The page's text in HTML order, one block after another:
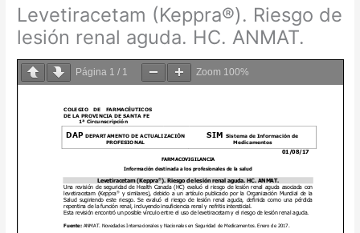
Levetiracetam (Keppra®). Riesgo de
lesión renal aguda. HC. ANMAT.
Página 1 / 1 Zoom 100%